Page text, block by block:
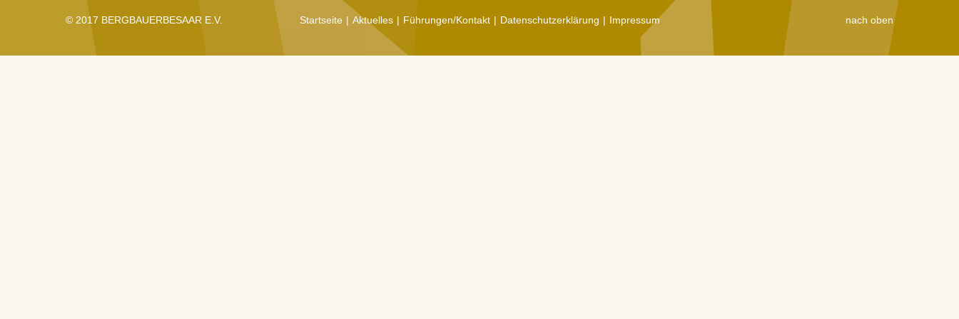
Startseite Aktuelles Führungen/Kontakt Datenschutzerklärung Impressum
© 2017 BERGBAUERBESAAR E.V. nach oben